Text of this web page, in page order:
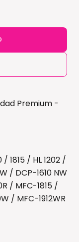
Premium -
/ 1815 / HL 1202 /
/ DCP-1610 NW
/ MFC-1815 /
/ MFC-1912WR